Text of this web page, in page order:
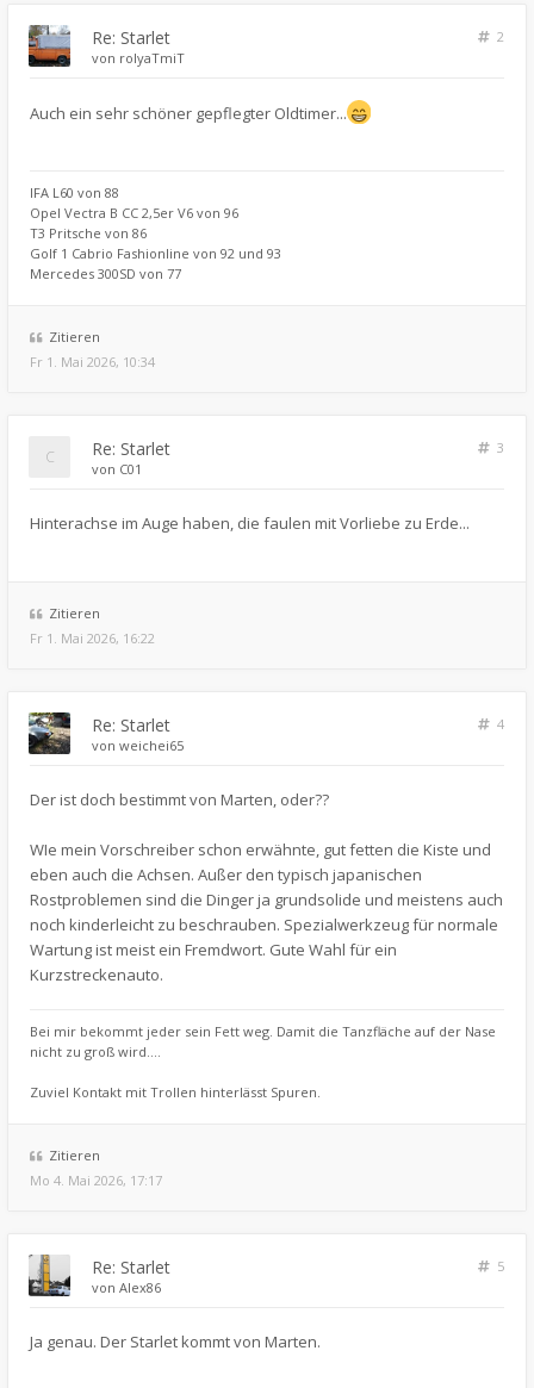
Re: Starlet
2
von rolyaTmiT
Auch ein sehr schöner gepflegter Oldtimer...
IFA L60 von 88
Opel Vectra B CC 2,5er V6 von 96
T3 Pritsche von 86
Golf 1 Cabrio Fashionline von 92 und 93
Mercedes 300SD von 77
Zitieren
Fr 1. Mai 2026, 10:34
Re: Starlet
3
von C01
Hinterachse im Auge haben, die faulen mit Vorliebe zu Erde...
Zitieren
Fr 1. Mai 2026, 16:22
Re: Starlet
4
von weichei65
Der ist doch bestimmt von Marten, oder??
WIe mein Vorschreiber schon erwähnte, gut fetten die Kiste und
eben auch die Achsen. Außer den typisch japanischen
Rostproblemen sind die Dinger ja grundsolide und meistens auch
noch kinderleicht zu beschrauben. Spezialwerkzeug für normale
Wartung ist meist ein Fremdwort. Gute Wahl für ein
Kurzstreckenauto.
Bei mir bekommt jeder sein Fett weg. Damit die Tanzfläche auf der Nase
nicht zu groß wird....
Zuviel Kontakt mit Trollen hinterlässt Spuren.
Zitieren
Mo 4. Mai 2026, 17:17
Re: Starlet
5
von Alex86
Ja genau. Der Starlet kommt von Marten.